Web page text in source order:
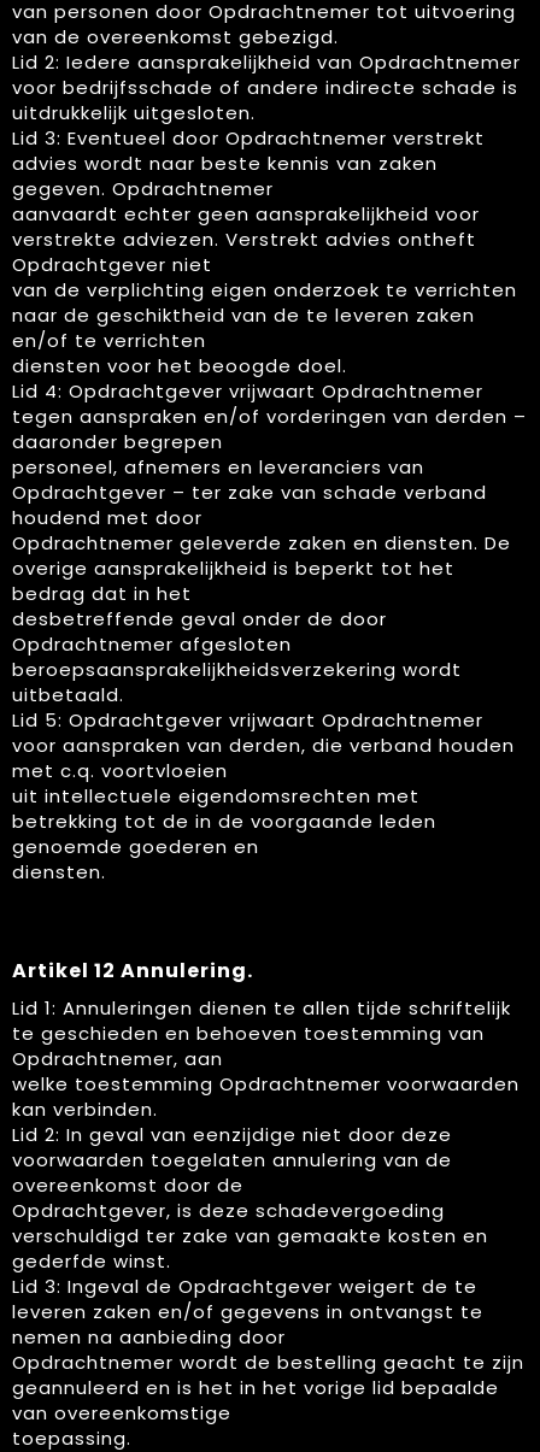
van personen door Opdrachtnemer tot uitvoering
van de overeenkomst gebezigd.
Lid 2: Iedere aansprakelijkheid van Opdrachtnemer
voor bedrijfsschade of andere indirecte schade is
uitdrukkelijk uitgesloten.
Lid 3: Eventueel door Opdrachtnemer verstrekt
advies wordt naar beste kennis van zaken
gegeven. Opdrachtnemer
aanvaardt echter geen aansprakelijkheid voor
verstrekte adviezen. Verstrekt advies ontheft
Opdrachtgever niet
van de verplichting eigen onderzoek te verrichten
naar de geschiktheid van de te leveren zaken
en/of te verrichten
diensten voor het beoogde doel.
Lid 4: Opdrachtgever vrijwaart Opdrachtnemer
tegen aanspraken en/of vorderingen van derden –
daaronder begrepen
personeel, afnemers en leveranciers van
Opdrachtgever – ter zake van schade verband
houdend met door
Opdrachtnemer geleverde zaken en diensten. De
overige aansprakelijkheid is beperkt tot het
bedrag dat in het
desbetreffende geval onder de door
Opdrachtnemer afgesloten
beroepsaansprakelijkheidsverzekering wordt
uitbetaald.
Lid 5: Opdrachtgever vrijwaart Opdrachtnemer
voor aanspraken van derden, die verband houden
met c.q. voortvloeien
uit intellectuele eigendomsrechten met
betrekking tot de in de voorgaande leden
genoemde goederen en
diensten.
Artikel 12 Annulering.
Lid 1: Annuleringen dienen te allen tijde schriftelijk
te geschieden en behoeven toestemming van
Opdrachtnemer, aan
welke toestemming Opdrachtnemer voorwaarden
kan verbinden.
Lid 2: In geval van eenzijdige niet door deze
voorwaarden toegelaten annulering van de
overeenkomst door de
Opdrachtgever, is deze schadevergoeding
verschuldigd ter zake van gemaakte kosten en
gederfde winst.
Lid 3: Ingeval de Opdrachtgever weigert de te
leveren zaken en/of gegevens in ontvangst te
nemen na aanbieding door
Opdrachtnemer wordt de bestelling geacht te zijn
geannuleerd en is het in het vorige lid bepaalde
van overeenkomstige
toepassing.